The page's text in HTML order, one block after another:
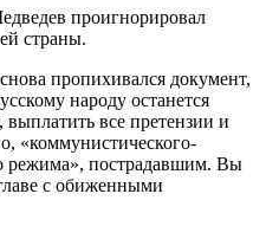
проигнорировал
страны.
пропихивался документ,
народу останется
выплатить все претензии и
«коммунистического-
режима», пострадавшим. Вы
с обиженными